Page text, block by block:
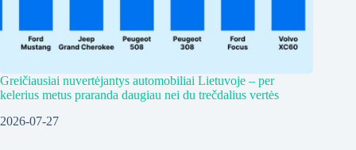
Greičiausiai nuvertėjantys automobiliai Lietuvoje – per
kelerius metus praranda daugiau nei du trečdalius vertės
2026-07-27